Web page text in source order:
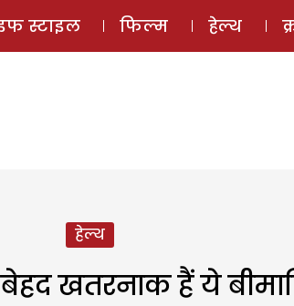
ई-मैगज़ीन
स्टाइल फिल्म हेल्थ
हेल्थ
खतरनाक हैं ये